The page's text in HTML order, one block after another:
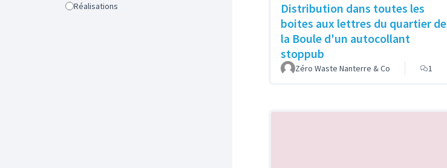
Réalisations
Distribution dans toutes les
boites aux lettres du quartier de
la Boule d'un autocollant
stoppub
Zéro Waste Nanterre & Co 1